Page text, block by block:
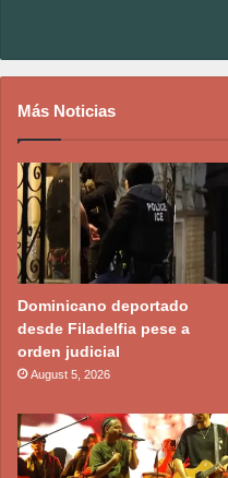
Más Noticias
Dominicano deportado
desde Filadelfia pese a
orden judicial
August 5, 2026